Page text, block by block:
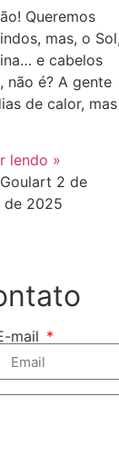
Queremos
mas, o Sol,
e cabelos
não é? A gente
de calor, mas
lendo »
2 de
de 2025
mail